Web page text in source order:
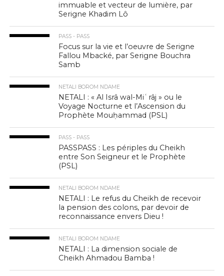
immuable et vecteur de lumière, par
Serigne Khadim Lô
PASS - PASS
Focus sur la vie et l’oeuvre de Serigne
Fallou Mbacké, par Serigne Bouchra
Samb
NETALI BOROM NDAME
NETALI : « Al Isrâ wal-Miʿrâj » ou le
Voyage Nocturne et l’Ascension du
Prophète Mouḥammad (PSL)
PASS - PASS
PASSPASS : Les périples du Cheikh
entre Son Seigneur et le Prophète
(PSL)
NETALI BOROM NDAME
NETALI : Le refus du Cheikh de recevoir
la pension des colons, par devoir de
reconnaissance envers Dieu !
NETALI BOROM NDAME
NETALI : La dimension sociale de
Cheikh Ahmadou Bamba !